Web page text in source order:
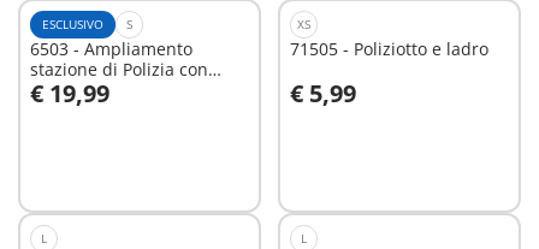
ESCLUSIVO S
6503 - Ampliamento
stazione di Polizia con
sistemi d'allarme
€ 19,99
Aggiungi al carrello
XS
71505 - Poliziotto e ladro
€ 5,99
Aggiungi al carrello
L L